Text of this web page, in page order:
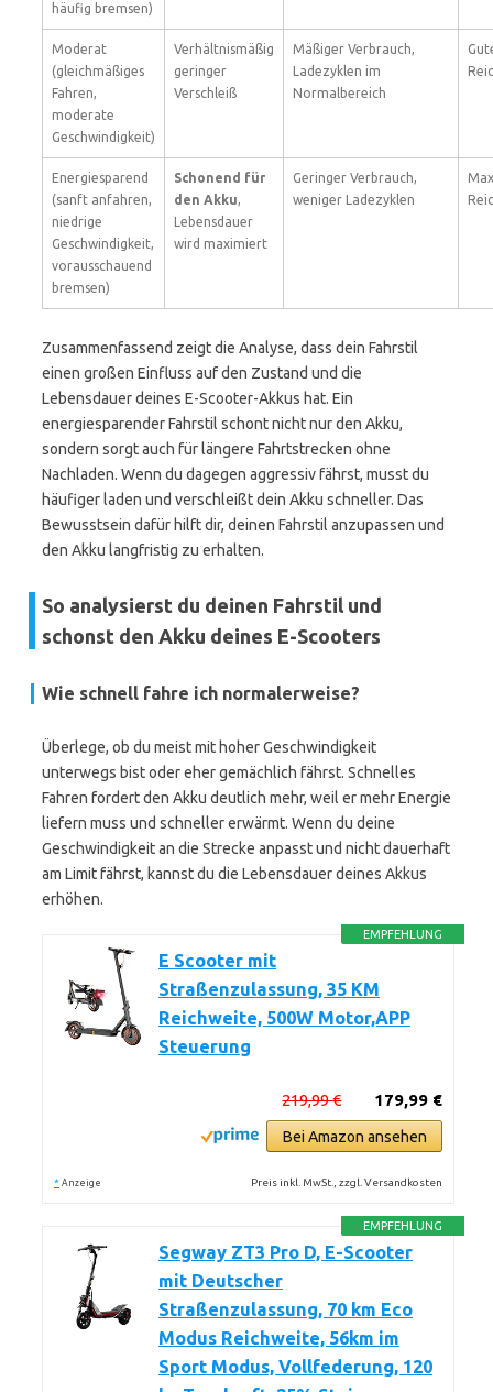
häufig bremsen)
Moderat
(gleichmäßiges
Fahren,
moderate
Geschwindigkeit)
Verhältnismäßig
geringer
Verschleiß
Mäßiger Verbrauch,
Ladezyklen im
Normalbereich
Energiesparend
(sanft anfahren,
niedrige
Geschwindigkeit,
vorausschauend
bremsen)
Schonend für
den Akku,
Lebensdauer
wird maximiert
Geringer Verbrauch,
weniger Ladezyklen
Zusammenfassend zeigt die Analyse, dass dein Fahrstil
einen großen Einfluss auf den Zustand und die
Lebensdauer deines E-Scooter-Akkus hat. Ein
energiesparender Fahrstil schont nicht nur den Akku,
sondern sorgt auch für längere Fahrtstrecken ohne
Nachladen. Wenn du dagegen aggressiv fährst, musst du
häufiger laden und verschleißt dein Akku schneller. Das
Bewusstsein dafür hilft dir, deinen Fahrstil anzupassen und
den Akku langfristig zu erhalten.
So analysierst du deinen Fahrstil und
schonst den Akku deines E-Scooters
Wie schnell fahre ich normalerweise?
Überlege, ob du meist mit hoher Geschwindigkeit
unterwegs bist oder eher gemächlich fährst. Schnelles
Fahren fordert den Akku deutlich mehr, weil er mehr Energie
liefern muss und schneller erwärmt. Wenn du deine
Geschwindigkeit an die Strecke anpasst und nicht dauerhaft
am Limit fährst, kannst du die Lebensdauer deines Akkus
erhöhen.
EMPFEHLUNG
E Scooter mit
Straßenzulassung, 35 KM
Reichweite, 500W Motor,APP
Steuerung
179,99 €
219,99 €
Bei Amazon ansehen
* Anzeige Preis inkl. MwSt., zzgl. Versandkosten
EMPFEHLUNG
Segway ZT3 Pro D, E-Scooter
mit Deutscher
Straßenzulassung, 70 km Eco
Modus Reichweite, 56km im
Sport Modus, Vollfederung, 120